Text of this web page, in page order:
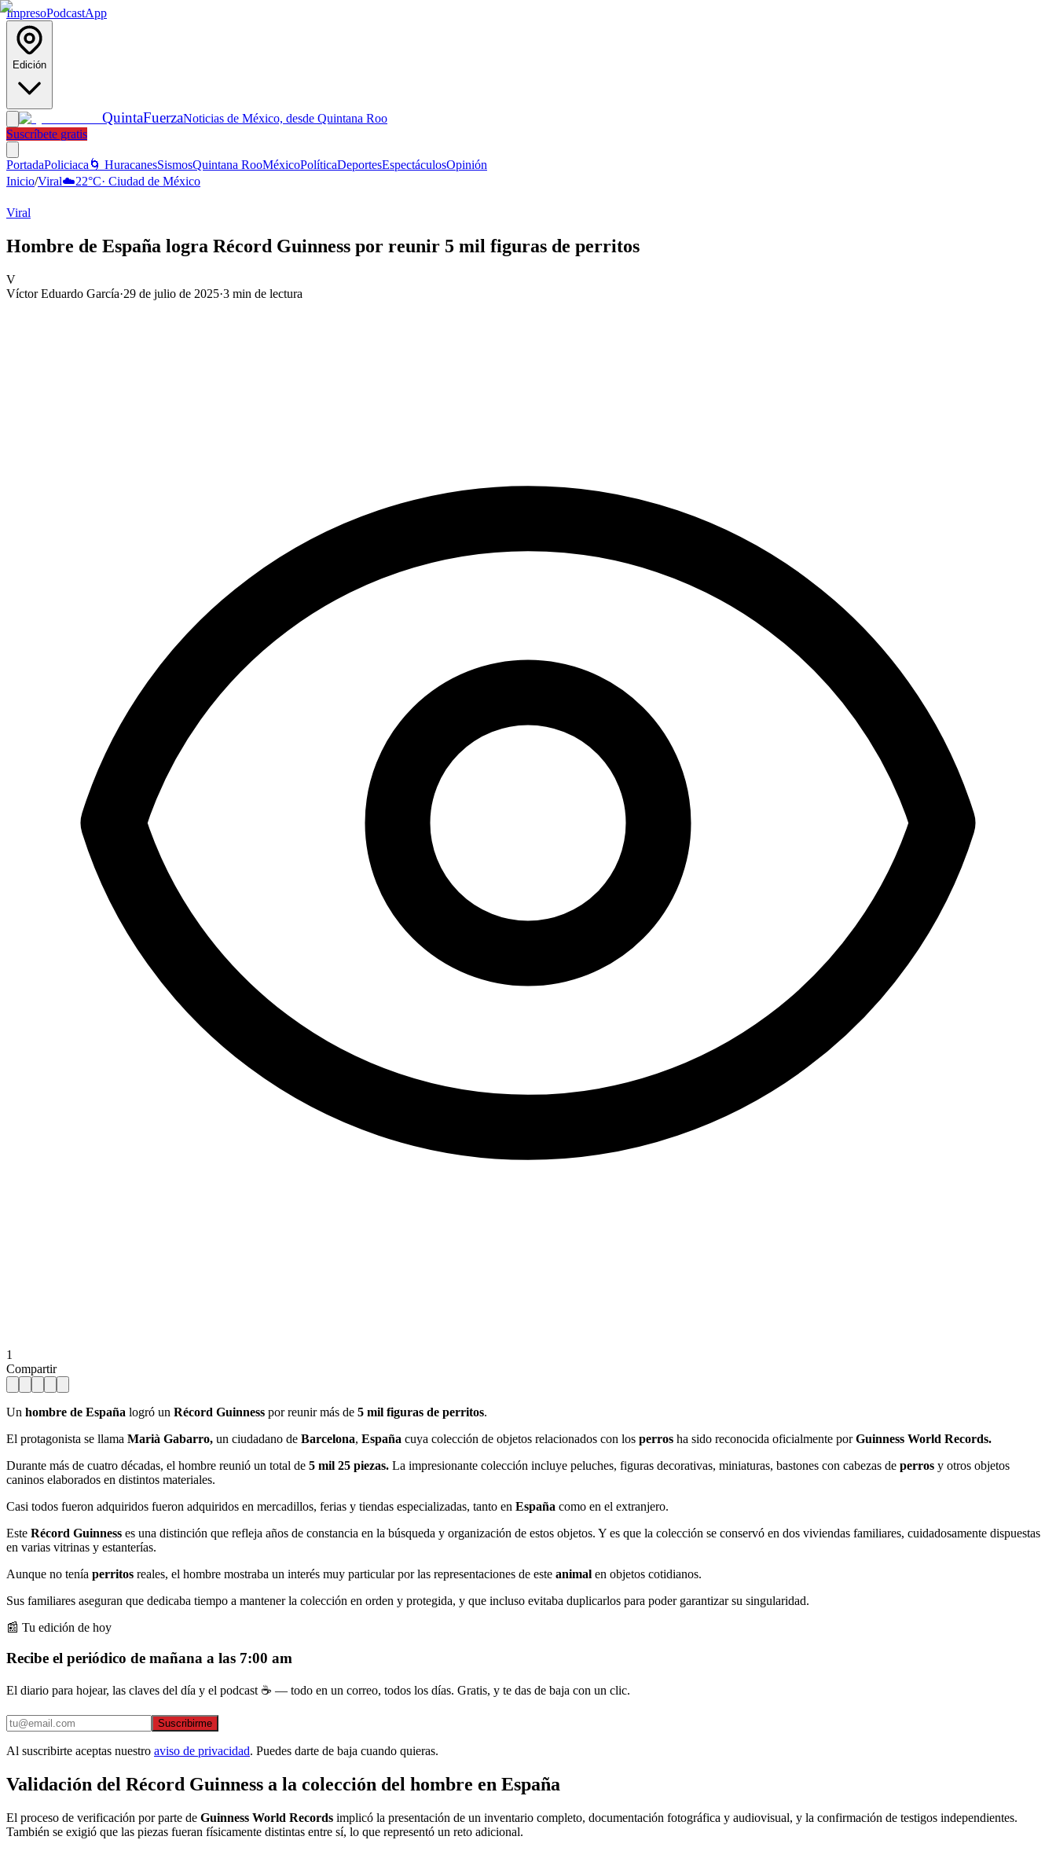
ImpresoPodcastApp
Edición
QuintaFuerzaNoticias de México, desde Quintana Roo
Suscríbete gratis
PortadaPoliciaca 🌀 HuracanesSismosQuintana RooMéxicoPolíticaDeportesEspectáculosOpinión
Inicio/Viral☁️22°C· Ciudad de México
Viral
Hombre de España logra Récord Guinness por reunir 5 mil figuras de perritos
V
Víctor Eduardo García·29 de julio de 2025·3 min de lectura
1
Compartir
Un hombre de España logró un Récord Guinness por reunir más de 5 mil figuras de perritos.
El protagonista se llama Marià Gabarro, un ciudadano de Barcelona, España cuya colección de objetos relacionados con los perros ha sido reconocida oficialmente porGuinness World Records.
Durante más de cuatro décadas, el hombre reunió un total de 5 mil 25 piezas. La impresionante colección incluye peluches, figuras decorativas, miniaturas, bastones con cabezas de perros y otros objetos
caninos elaborados en distintos materiales.
Casi todos fueron adquiridos fueron adquiridos en mercadillos, ferias y tiendas especializadas, tanto en España como en el extranjero.
Este Récord Guinness es una distinción que refleja años de constancia en la búsqueda y organización de estos objetos. Y es que la colección se conservó en dos viviendas familiares, cuidadosamente dispuestas
en varias vitrinas y estanterías.
Aunque no tenía perritos reales, el hombre mostraba un interés muy particular por las representaciones de este animal en objetos cotidianos.
Sus familiares aseguran que dedicaba tiempo a mantener la colección en orden y protegida, y que incluso evitaba duplicarlos para poder garantizar su singularidad.
📰 Tu edición de hoy
Recibe el periódico de mañana a las 7:00 am
El diario para hojear, las claves del día y el podcast ☕ — todo en un correo, todos los días. Gratis, y te das de baja con un clic.
Suscribirme
Al suscribirte aceptas nuestro aviso de privacidad. Puedes darte de baja cuando quieras.
Validación del Récord Guinness a la colección del hombre en España
El proceso de verificación por parte de Guinness World Records implicó la presentación de un inventario completo, documentación fotográfica y audiovisual, y la confirmación de testigos independientes.
También se exigió que las piezas fueran físicamente distintas entre sí, lo que representó un reto adicional.